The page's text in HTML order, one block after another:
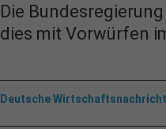
Die
dies mit Vorwürfen
Deutsche